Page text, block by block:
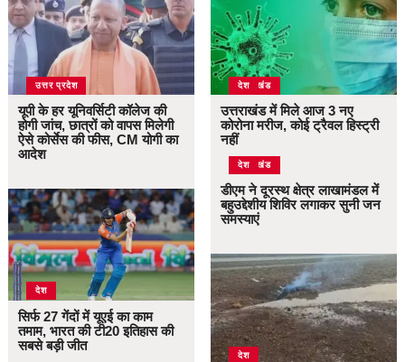
उत्तर प्रदेश
यूपी के हर यूनिवर्सिटी कॉलेज की
होगी जांच, छात्रों को वापस मिलेगी
ऐसे कोर्सेस की फीस, CM योगी का
आदेश
देश
सिर्फ 27 गेंदों में यूएई का काम
तमाम, भारत की टी20 इतिहास की
सबसे बड़ी जीत
उत्तराखंड
देश
उत्तराखंड में मिले आज 3 नए
कोरोना मरीज, कोई ट्रैवल हिस्ट्री
नहीं
उत्तराखंड
देश
डीएम ने दूरस्थ क्षेत्र लाखामंडल में
बहुउद्देशीय शिविर लगाकर सुनी जन
समस्याएं
देश